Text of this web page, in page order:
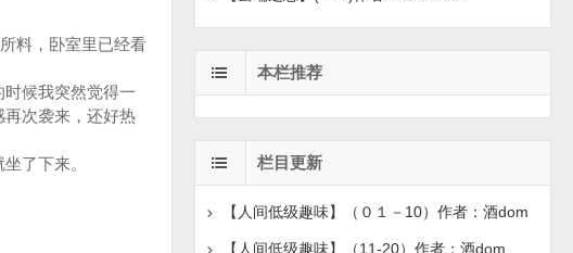
料，卧室里已经看
候我突然觉得一
次袭来，还好热
了下来。
本栏推荐
栏目更新
【人间低级趣味】（０１－10）作者：酒dom
【人间低级趣味】（11-20）作者：酒dom